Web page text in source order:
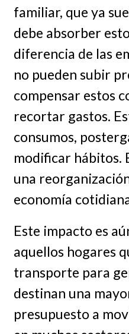
familiar, que ya
debe absorber
diferencia de las
no pueden subir
compensar estos
recortar gastos.
consumos,
modificar hábitos.
una
economía
Este impacto es
aquellos hogares
transporte para
destinan una
presupuesto a